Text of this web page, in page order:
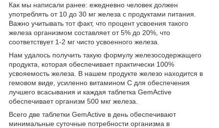
Как мы написали ранее: ежедневно человек должен
употреблять от 10 до 30 мг железа с продуктами питания.
Важно учитывать тот факт, что процент усвоения такого
железа организмом составляет от 5% до 20%, что
соответствует 1-2 мг чисто усвоенного железа.
Нам удалось получить такую формулу железосодержащего
продукта, которая обеспечивает практически 100%
усвояемость железа. В нашем продукте железо находится в
гемовом виде, усиленно витамином С для обеспечения
лучшего всасывания и каждая таблетка GemActive
обеспечивает организм 500 мкг железа.
Всего две таблетки GemActive в день обеспечивают
минимальные суточные потребности организма в